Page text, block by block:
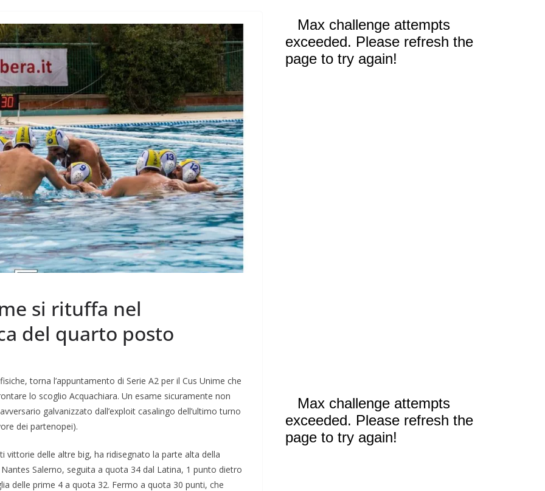
si rituffa nel
del quarto posto
torna l’appuntamento di Serie A2 per il Cus Unime che
lo scoglio Acquachiara. Un esame sicuramente non
galvanizzato dall’exploit casalingo dell’ultimo turno
dei partenopei).
delle altre big, ha ridisegnato la parte alta della
Salerno, seguita a quota 34 dal Latina, 1 punto dietro
delle prime 4 a quota 32. Fermo a quota 30 punti, che